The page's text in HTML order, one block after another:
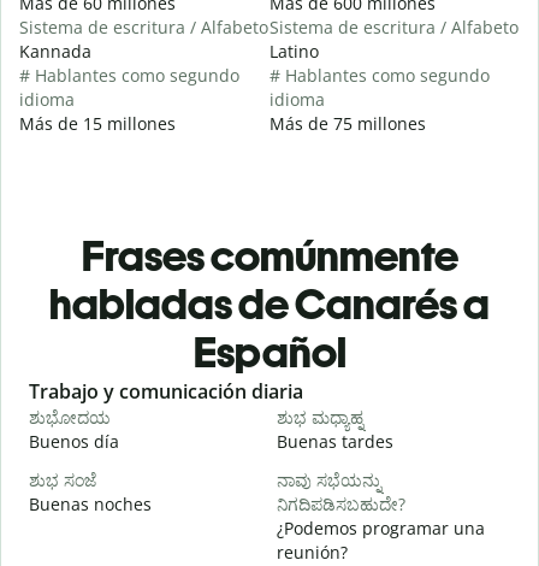
Sistema de escritura / Alfabeto
Kannada
# Hablantes como segundo
idioma
Más de 15 millones
Sistema de escritura / Alfabeto
Latino
# Hablantes como segundo
idioma
Más de 75 millones
Frases comúnmente
habladas de Canarés a
Español
Slide 1 of 6
Trabajo y comunicación diaria
ಶುಭೋದಯ
Buenos día
ಶುಭ ಮಧ್ಯಾಹ್ನ
Buenas tardes
ಶುಭ ಸಂಜೆ
Buenas noches
ನಾವು ಸಭೆಯನ್ನು
ನಿಗದಿಪಡಿಸಬಹುದೇ?
¿Podemos programar una
reunión?